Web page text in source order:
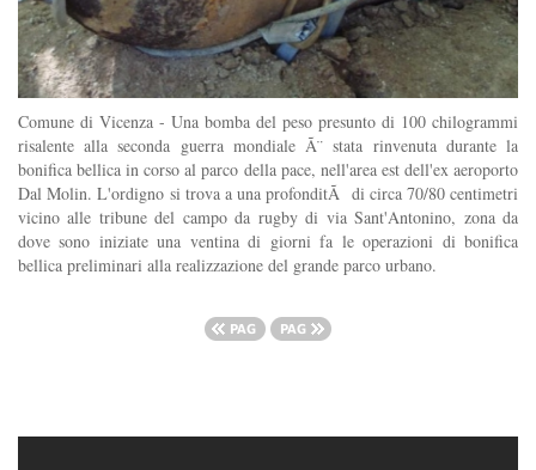
Comune di Vicenza - Una bomba del peso presunto di 100 chilogrammi
risalente alla seconda guerra mondiale Ã¨ stata rinvenuta durante la
bonifica bellica in corso al parco della pace, nell'area est dell'ex aeroporto
Dal Molin. L'ordigno si trova a una profonditÃ di circa 70/80 centimetri
vicino alle tribune del campo da rugby di via Sant'Antonino, zona da
dove sono iniziate una ventina di giorni fa le operazioni di bonifica
bellica preliminari alla realizzazione del grande parco urbano.